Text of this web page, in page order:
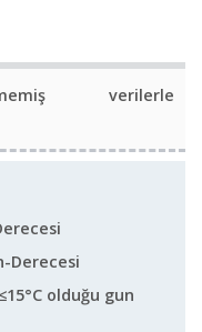
verilerle
Derecesi
≤15°C olduğu gun